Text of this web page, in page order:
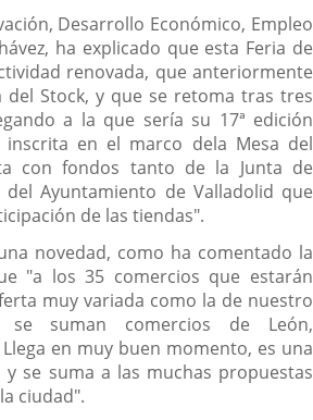
Desarrollo Económico, Empleo
ha explicado que esta Feria de
renovada, que anteriormente
del Stock, y que se retoma tras tres
a la que sería su 17ª edición
en el marco dela Mesa del
con fondos tanto de la Junta de
del Ayuntamiento de Valladolid que
de las tiendas".
novedad, como ha comentado la
"a los 35 comercios que estarán
muy variada como la de nuestro
se suman comercios de León,
en muy buen momento, es una
se suma a las muchas propuestas
ciudad".